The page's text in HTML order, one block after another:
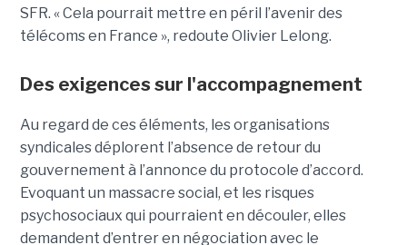
SFR. « Cela pourrait mettre en péril l’avenir des
télécoms en France », redoute Olivier Lelong.
Des exigences sur l'accompagnement
Au regard de ces éléments, les organisations
syndicales déplorent l’absence de retour du
gouvernement à l’annonce du protocole d’accord.
Evoquant un massacre social, et les risques
psychosociaux qui pourraient en découler, elles
demandent d’entrer en négociation avec le